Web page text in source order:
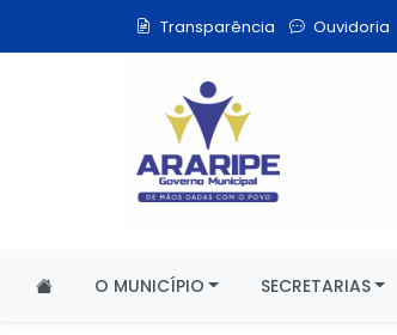
Transparência Ouvidoria
O MUNICÍPIO SECRETARIAS